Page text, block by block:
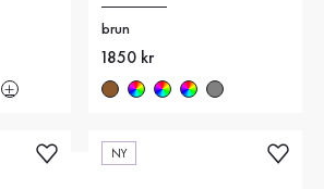
brun
Nytt pris
1850 kr
NY